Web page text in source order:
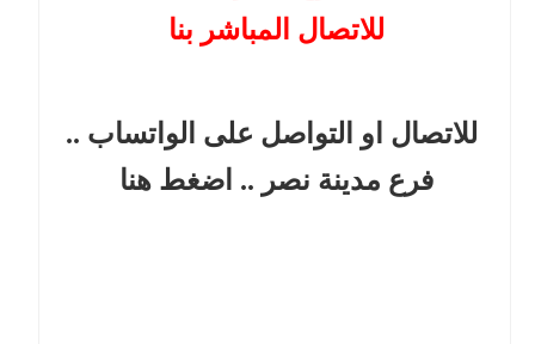
للاتصال المباشر بنا
للاتصال او التواصل على الواتساب ..
فرع مدينة نصر .. اضغط هنا